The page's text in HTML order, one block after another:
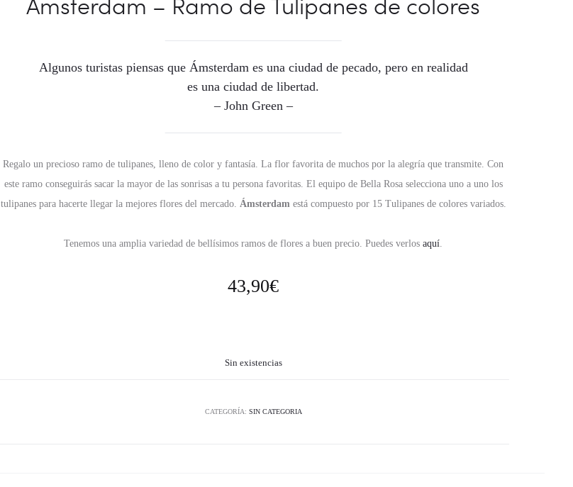
Algunos turistas piensas que Ámsterdam es una ciudad de pecado, pero en realidad
es una ciudad de libertad.
– John Green –
Regalo un precioso ramo de tulipanes, lleno de color y fantasía. La flor favorita de muchos por la alegría que transmite. Con
este ramo conseguirás sacar la mayor de las sonrisas a tu persona favoritas. El equipo de Bella Rosa selecciona uno a uno los
tulipanes para hacerte llegar la mejores flores del mercado. Ámsterdamestá compuesto por 15 Tulipanes de colores variados.
Tenemos una amplia variedad de bellísimos ramos de flores a buen precio. Puedes verlosaquí.
43,90€
Sin existencias
CATEGORÍA: SIN CATEGORIA